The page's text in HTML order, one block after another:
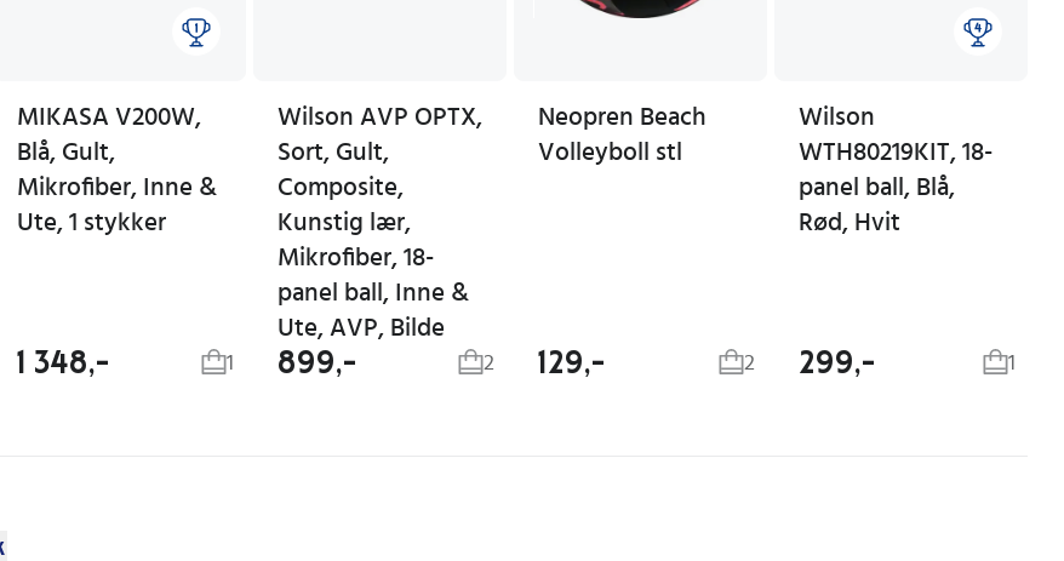
MIKASA V200W,
Blå, Gult,
Mikrofiber, Inne &
Ute, 1 stykker
1 348,- 1
Wilson AVP OPTX,
Sort, Gult,
Composite,
Kunstig lær,
Mikrofiber, 18-
panel ball, Inne &
Ute, AVP, Bilde
899,- 2
Neopren Beach
Volleyboll stl
129,- 2
Wilson
WTH80219KIT, 18-
panel ball, Blå,
Rød, Hvit
299,- 1